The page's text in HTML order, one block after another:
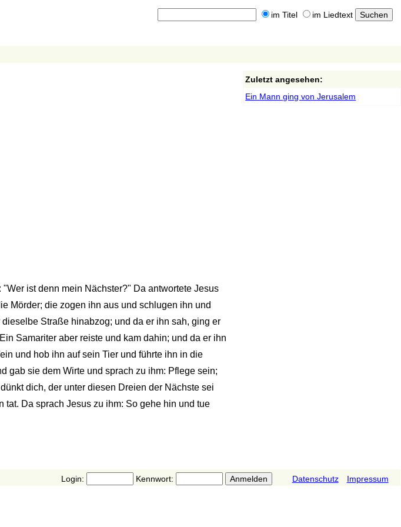
im Titel im Liedtext
ist denn mein Nächster?" Da antwortete Jesus
Mörder; die zogen ihn aus und schlugen ihn und
Straße hinabzog; und da er ihn sah, ging er
Samariter aber reiste und kam dahin; und da er ihn
und hob ihn auf sein Tier und führte ihn in die
gab sie dem Wirte und sprach zu ihm: Pflege sein;
dich, der unter diesen Dreien der Nächste sei
Da sprach Jesus zu ihm: So gehe hin und tue
Zuletzt angesehen:
Ein Mann ging von Jerusalem
Login: Kennwort: Datenschutz Impressum